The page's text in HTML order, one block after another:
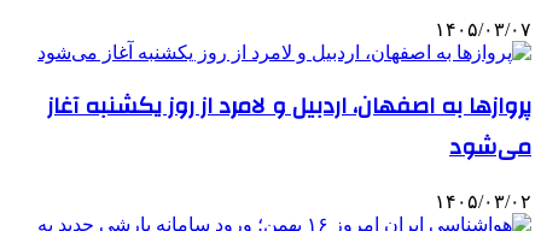
۱۴۰۵/۰۳/۰۷
پروازها به اصفهان، اردبیل و لامرد از روز یکشنبه آغاز
می‌شود
۱۴۰۵/۰۳/۰۲